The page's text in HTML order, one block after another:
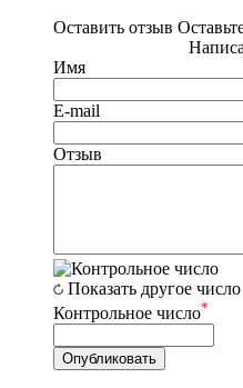
Оставить отзыв
Имя
E-mail
Отзыв
Показать другое число
Контрольное число*